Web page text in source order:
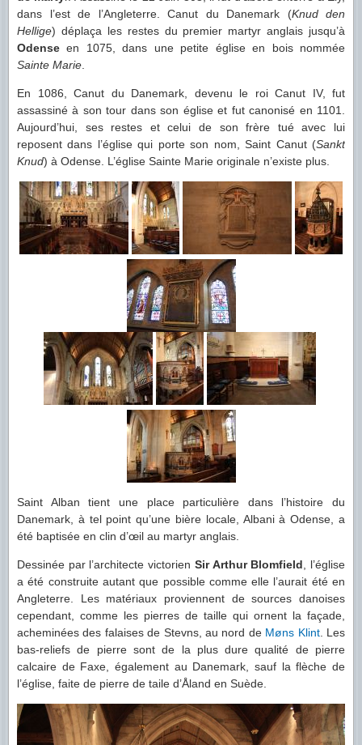
dans l’est de l’Angleterre. Canut du Danemark (Knud den
Hellige) déplaça les restes du premier martyr anglais jusqu’à
Odense en 1075, dans une petite église en bois nommée
Sainte Marie
En 1086, Canut du Danemark, devenu le roi Canut IV, fut
assassiné à son tour dans son église et fut canonisé en 1101.
Aujourd’hui, ses restes et celui de son frère tué avec lui
reposent dans l’église qui porte son nom, Saint Canut (Sankt
Knud) à Odense. L’église Sainte Marie originale n’existe plus.
Saint Alban tient une place particulière dans l’histoire du
Danemark, à tel point qu’une bière locale, Albani à Odense, a
été baptisée en clin d’œil au martyr anglais.
Dessinée par l’architecte victorien Sir Arthur Blomfield , l’église
a été construite autant que possible comme elle l’aurait été en
Angleterre. Les matériaux proviennent de sources danoises
cependant, comme les pierres de taille qui ornent la façade,
acheminées des falaises de Stevns, au nord de Møns Klint. Les
bas-reliefs de pierre sont de la plus dure qualité de pierre
calcaire de Faxe, également au Danemark, sauf la flèche de
l’église, faite de pierre de taile d’Åland en Suède.